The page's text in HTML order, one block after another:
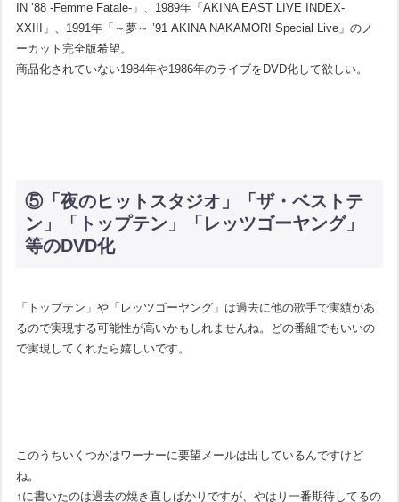
IN ’88 -Femme Fatale-」、1989年「AKINA EAST LIVE INDEX-
XXIII」、1991年「～夢～ ’91 AKINA NAKAMORI Special Live」のノ
ーカット完全版希望。
商品化されていない1984年や1986年のライブをDVD化して欲しい。
⑤「夜のヒットスタジオ」「ザ・ベストテ
ン」「トップテン」「レッツゴーヤング」
等のDVD化
「トップテン」や「レッツゴーヤング」は過去に他の歌手で実績があ
るので実現する可能性が高いかもしれませんね。どの番組でもいいの
で実現してくれたら嬉しいです。
このうちいくつかはワーナーに要望メールは出しているんですけど
ね。
↑に書いたのは過去の焼き直しばかりですが、やはり一番期待してるの